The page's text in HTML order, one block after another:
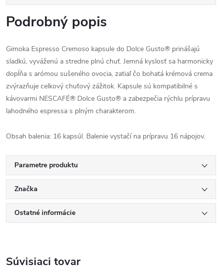
Podrobný popis
Gimoka Espresso Cremoso kapsule do Dolce Gusto® prinášajú
sladkú, vyváženú a stredne plnú chuť. Jemná kyslosť sa harmonicky
dopĺňa s arómou sušeného ovocia, zatiaľ čo bohatá krémová crema
zvýrazňuje celkový chuťový zážitok. Kapsule sú kompatibilné s
kávovarmi NESCAFÉ® Dolce Gusto® a zabezpečia rýchlu prípravu
lahodného espressa s plným charakterom.
Obsah balenia: 16 kapsúl. Balenie vystačí na prípravu 16 nápojov.
Parametre produktu
Značka
Ostatné informácie
Súvisiaci tovar